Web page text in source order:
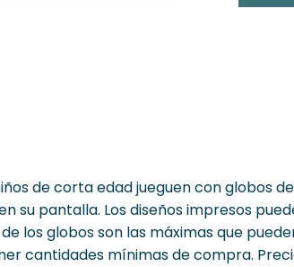
de corta edad jueguen con globos
su pantalla. Los diseños impresos
de los globos son las máximas que
cantidades mínimas de compra.